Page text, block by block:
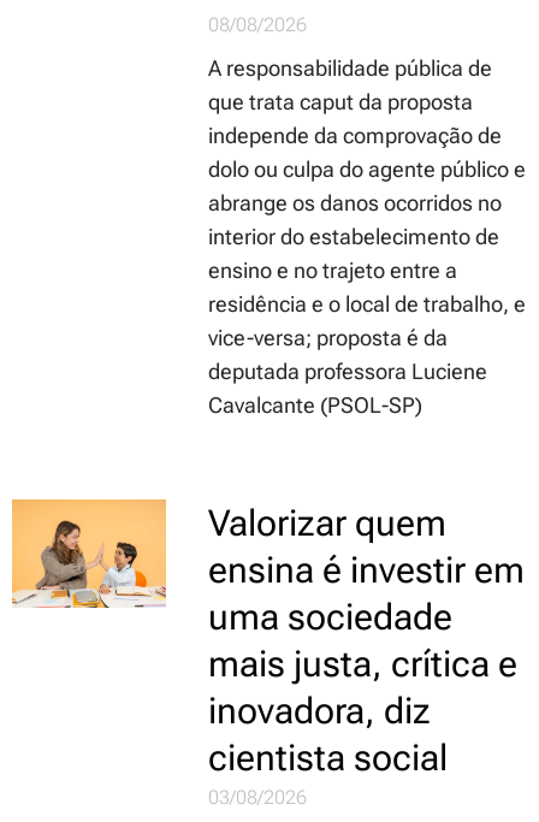
08/08/2026
A responsabilidade pública de
que trata caput da proposta
independe da comprovação de
dolo ou culpa do agente público e
abrange os danos ocorridos no
interior do estabelecimento de
ensino e no trajeto entre a
residência e o local de trabalho, e
vice-versa; proposta é da
deputada professora Luciene
Cavalcante (PSOL-SP)
Valorizar quem
ensina é investir em
uma sociedade
mais justa, crítica e
inovadora, diz
cientista social
03/08/2026